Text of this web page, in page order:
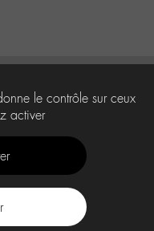
le contrôle sur ceux
activer